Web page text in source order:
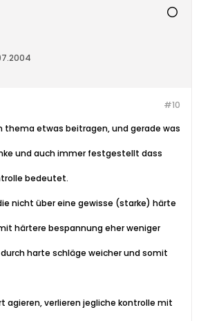
#10
thema etwas beitragen, und gerade was
und auch immer festgestellt dass
bedeutet.
nicht über eine gewisse (starke) härte
härtere bespannung eher weniger
harte schläge weicher und somit
agieren, verlieren jegliche kontrolle mit